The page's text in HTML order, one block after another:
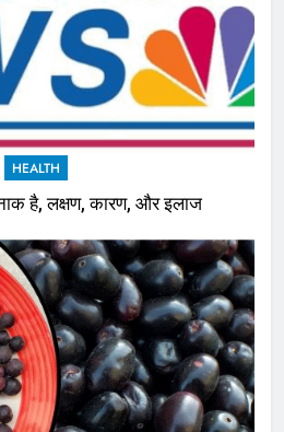
HEALTH
है, लक्षण, कारण, और इलाज